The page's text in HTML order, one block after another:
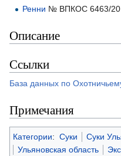
Ренни № ВПКОС 6463/20
Описание
Ссылки
База данных по
Примечания
Категории: Суки
Суки
Ульяновская область